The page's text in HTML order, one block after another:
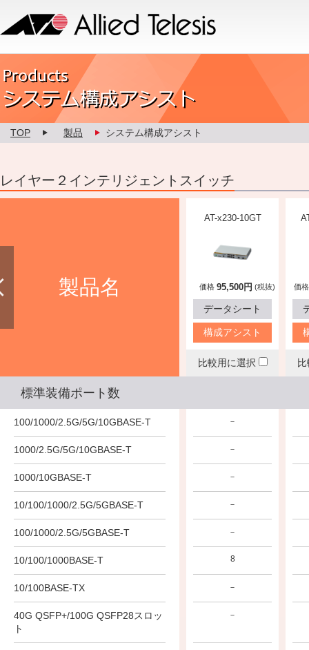
Product カスタマイズ
TOP 製品 システム構成アシスト
レイヤー２インテリジェントスイッチ
製品名
格 (税抜)
構成アシスト
価格 151,200円
AT-x230-10GT
価格 95,500円 (税抜)
データシート
構成アシスト
比較用に選択
価格
標準装備ポート数
100/1000/2.5G/5G/10GBASE-T
1000/2.5G/5G/10GBASE-T
1000/10GBASE-T
10/100/1000/2.5G/5GBASE-T
100/1000/2.5G/5GBASE-T
10/100/1000BASE-T
10/100BASE-TX
40G QSFP+/100G QSFP28スロッ
ト
－
－
－
－
－
24
－
－
－
－
－
－
－
－
－
－
－
－
8
－
－